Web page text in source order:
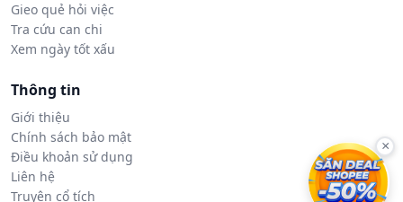
Gieo quẻ hỏi việc
Tra cứu can chi
Xem ngày tốt xấu
Thông tin
Giới thiệu
Chính sách bảo mật
Điều khoản sử dụng
Liên hệ
Truyện cổ tích
×